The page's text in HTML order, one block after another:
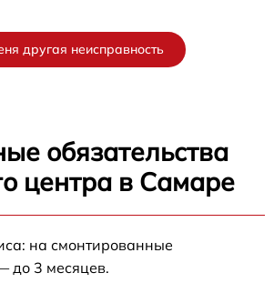
другая неисправность
обязательства
центра в Самаре
на смонтированные
до 3 месяцев.